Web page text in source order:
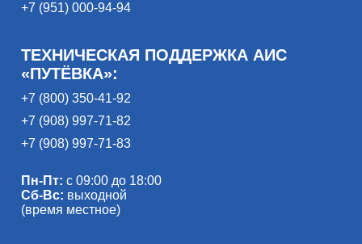
+7 (951) 000-94-94
ТЕХНИЧЕСКАЯ ПОДДЕРЖКА АИС
«ПУТЁВКА»:
+7 (800) 350-41-92
+7 (908) 997-71-82
+7 (908) 997-71-83
Пн-Пт: с 09:00 до 18:00
Сб-Вс: выходной
(время местное)